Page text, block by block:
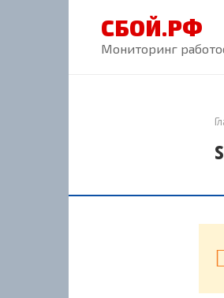
СБОЙ.РФ
Мониторинг